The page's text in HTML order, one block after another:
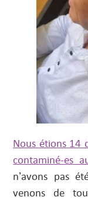
Nous étions 14
contaminé-es
n’avons pas
venons de